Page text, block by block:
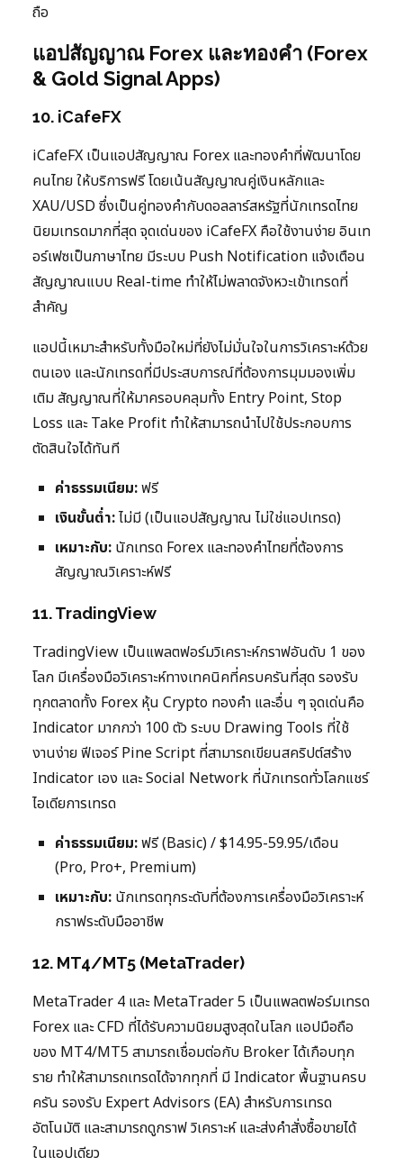
ถือ
แอปสัญญาณ Forex และทองคำ (Forex
& Gold Signal Apps)
10. iCafeFX
iCafeFX เป็นแอปสัญญาณ Forex และทองคำที่พัฒนาโดย
คนไทย ให้บริการฟรี โดยเน้นสัญญาณคู่เงินหลักและ
XAU/USD ซึ่งเป็นคู่ทองคำกับดอลลาร์สหรัฐที่นักเทรดไทย
นิยมเทรดมากที่สุด จุดเด่นของ iCafeFX คือใช้งานง่าย อินเท
อร์เฟซเป็นภาษาไทย มีระบบ Push Notification แจ้งเตือน
สัญญาณแบบ Real-time ทำให้ไม่พลาดจังหวะเข้าเทรดที่
สำคัญ
แอปนี้เหมาะสำหรับทั้งมือใหม่ที่ยังไม่มั่นใจในการวิเคราะห์ด้วย
ตนเอง และนักเทรดที่มีประสบการณ์ที่ต้องการมุมมองเพิ่ม
เติม สัญญาณที่ให้มาครอบคลุมทั้ง Entry Point, Stop
Loss และ Take Profit ทำให้สามารถนำไปใช้ประกอบการ
ตัดสินใจได้ทันที
ค่าธรรมเนียม:ฟรี
เงินขั้นต่ำ:ไม่มี (เป็นแอปสัญญาณ ไม่ใช่แอปเทรด)
เหมาะกับ: นักเทรด Forex และทองคำไทยที่ต้องการ
สัญญาณวิเคราะห์ฟรี
11. TradingView
TradingView เป็นแพลตฟอร์มวิเคราะห์กราฟอันดับ 1 ของ
โลก มีเครื่องมือวิเคราะห์ทางเทคนิคที่ครบครันที่สุด รองรับ
ทุกตลาดทั้ง Forex หุ้น Crypto ทองคำ และอื่น ๆ จุดเด่นคือ
Indicator มากกว่า 100 ตัว ระบบ Drawing Tools ที่ใช้
งานง่าย ฟีเจอร์ Pine Script ที่สามารถเขียนสคริปต์สร้าง
Indicator เอง และ Social Network ที่นักเทรดทั่วโลกแชร์
ไอเดียการเทรด
ค่าธรรมเนียม:ฟรี (Basic) / $14.95-59.95/เดือน
(Pro, Pro+, Premium)
เหมาะกับ: นักเทรดทุกระดับที่ต้องการเครื่องมือวิเคราะห์
กราฟระดับมืออาชีพ
12. MT4/MT5 (MetaTrader)
MetaTrader 4 และ MetaTrader 5 เป็นแพลตฟอร์มเทรด
Forex และ CFD ที่ได้รับความนิยมสูงสุดในโลก แอปมือถือ
ของ MT4/MT5 สามารถเชื่อมต่อกับ Broker ได้เกือบทุก
ราย ทำให้สามารถเทรดได้จากทุกที่ มี Indicator พื้นฐานครบ
ครัน รองรับ Expert Advisors (EA) สำหรับการเทรด
อัตโนมัติ และสามารถดูกราฟ วิเคราะห์ และส่งคำสั่งซื้อขายได้
ในแอปเดียว